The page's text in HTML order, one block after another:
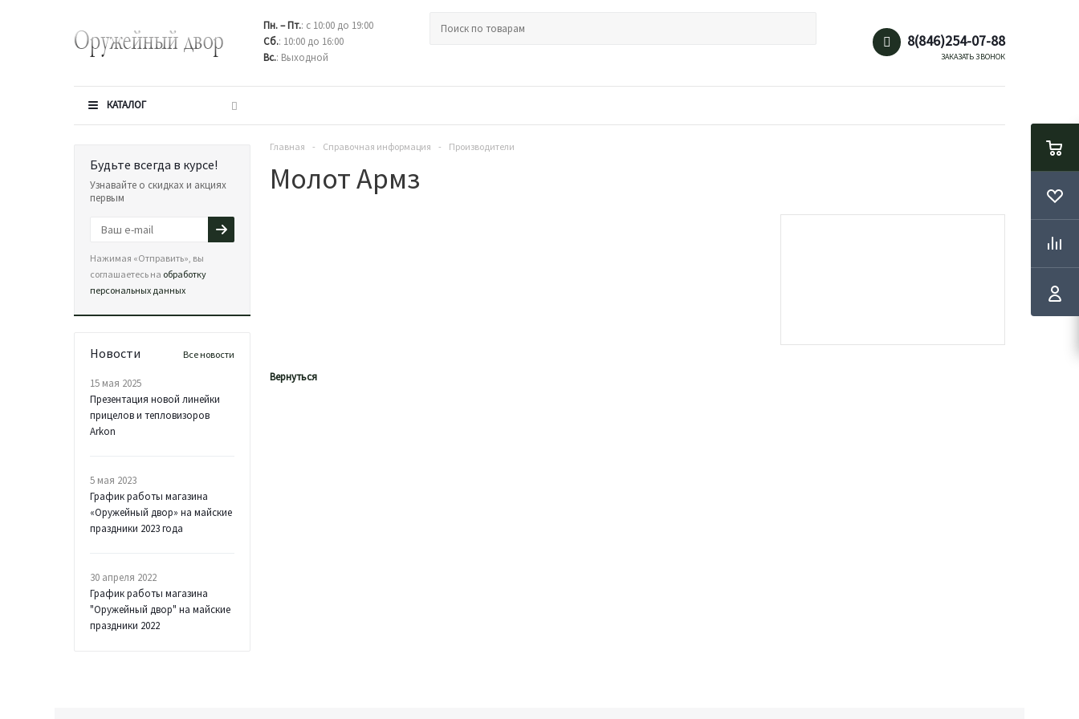
Пн. – Пт.: с 10:00 до 19:00
Сб.: 10:00 до 16:00
Вс.: Выходной
8(846)254-07-88
ЗАКАЗАТЬ ЗВОНОК
КАТАЛОГ
Будьте всегда в курсе!
Узнавайте о скидках и акциях
первым
Нажимая «Отправить», вы
соглашаетесь на обработку
персональных данных
Новости Все новости
15 мая 2025
Презентация новой линейки
прицелов и тепловизоров
Arkon
5 мая 2023
График работы магазина
«Оружейный двор» на майские
праздники 2023 года
30 апреля 2022
График работы магазина
"Оружейный двор" на майские
праздники 2022
Главная - Справочная информация - Производители
Молот Армз
Вернуться